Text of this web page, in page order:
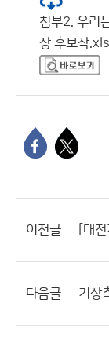
첨부2. 우리
상 후보작
이전글
다음글 기상